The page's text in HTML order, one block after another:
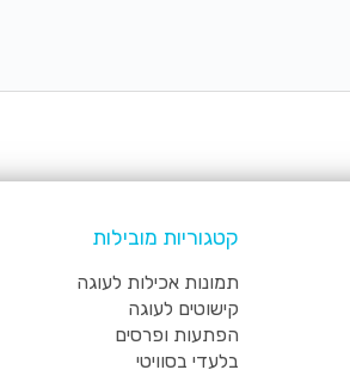
קטגוריות מובילות
תמונות אכילות לעוגה
קישוטים לעוגה
הפתעות ופרסים
בלעדי בסוויטי